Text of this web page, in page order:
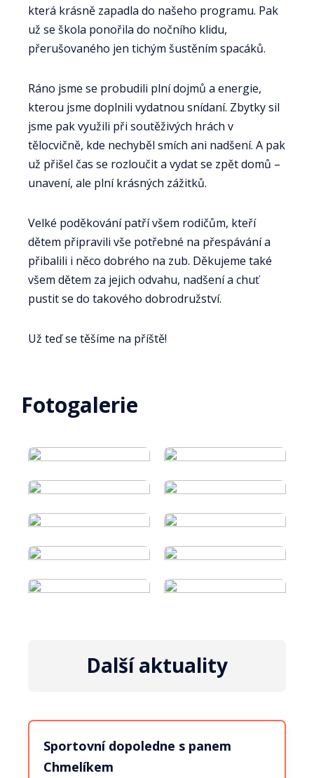
která krásně zapadla do našeho programu. Pak
už se škola ponořila do nočního klidu,
přerušovaného jen tichým šustěním spacáků.
Ráno jsme se probudili plní dojmů a energie,
kterou jsme doplnili vydatnou snídaní. Zbytky sil
jsme pak využili při soutěživých hrách v
tělocvičně, kde nechyběl smích ani nadšení. A pak
už přišel čas se rozloučit a vydat se zpět domů –
unavení, ale plní krásných zážitků.
Velké poděkování patří všem rodičům, kteří
dětem připravili vše potřebné na přespávání a
přibalili i něco dobrého na zub. Děkujeme také
všem dětem za jejich odvahu, nadšení a chuť
pustit se do takového dobrodružství.
Už teď se těšíme na příště!
Fotogalerie
Další aktuality
Sportovní dopoledne s panem
Chmelíkem